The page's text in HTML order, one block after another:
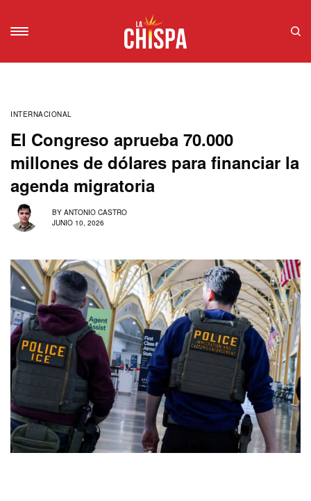
INTERNACIONAL
El Congreso aprueba 70.000
millones de dólares para financiar la
agenda migratoria
BY ANTONIO CASTRO
JUNIO 10, 2026